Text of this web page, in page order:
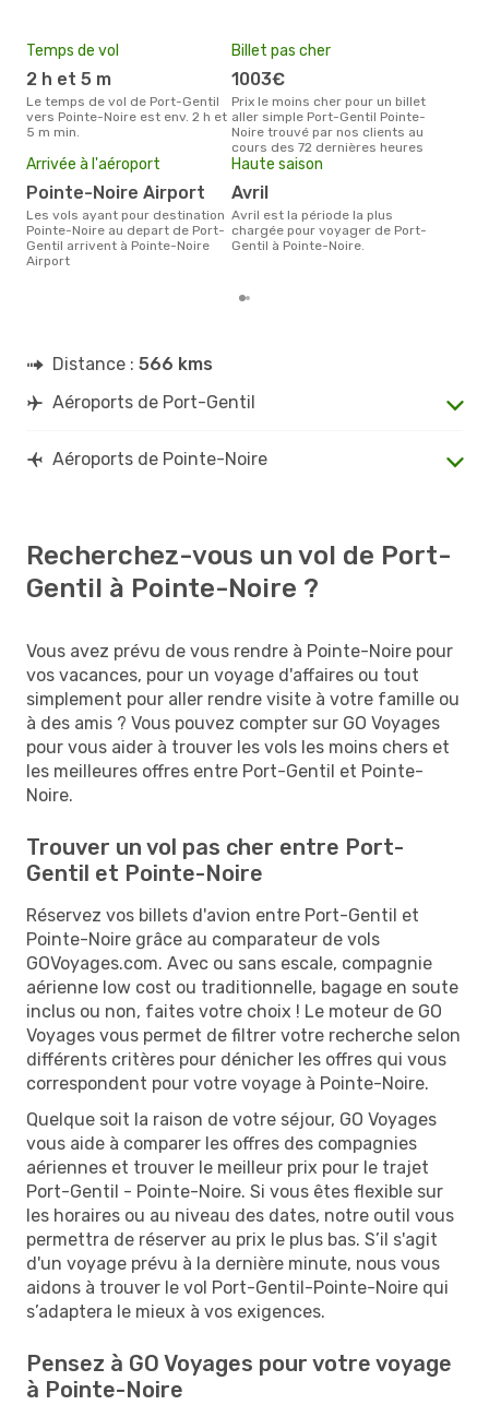
Temps de vol
2 h et 5 m
Le temps de vol de Port-Gentil
vers Pointe-Noire est env. 2 h et
5 m min.
Billet pas cher
1003€
Prix le moins cher pour un billet
aller simple Port-Gentil Pointe-
Noire trouvé par nos clients au
cours des 72 dernières heures
Arrivée à l'aéroport
Pointe-Noire Airport
Les vols ayant pour destination
Pointe-Noire au depart de Port-
Gentil arrivent à Pointe-Noire
Airport
Haute saison
avril
avril est la période la plus
chargée pour voyager de Port-
Gentil à Pointe-Noire.
Distance : 566 kms
Aéroports de Port-Gentil
Aéroports de Pointe-Noire
Recherchez-vous un vol de Port-
Gentil à Pointe-Noire ?
Vous avez prévu de vous rendre à Pointe-Noire pour
vos vacances, pour un voyage d'affaires ou tout
simplement pour aller rendre visite à votre famille ou
à des amis ? Vous pouvez compter sur GO Voyages
pour vous aider à trouver les vols les moins chers et
les meilleures offres entre Port-Gentil et Pointe-
Noire.
Trouver un vol pas cher entre Port-
Gentil et Pointe-Noire
Réservez vos billets d'avion entre Port-Gentil et
Pointe-Noire grâce au comparateur de vols
GOVoyages.com. Avec ou sans escale, compagnie
aérienne low cost ou traditionnelle, bagage en soute
inclus ou non, faites votre choix ! Le moteur de GO
Voyages vous permet de filtrer votre recherche selon
différents critères pour dénicher les offres qui vous
correspondent pour votre voyage à Pointe-Noire.
Quelque soit la raison de votre séjour, GO Voyages
vous aide à comparer les offres des compagnies
aériennes et trouver le meilleur prix pour le trajet
Port-Gentil - Pointe-Noire. Si vous êtes flexible sur
les horaires ou au niveau des dates, notre outil vous
permettra de réserver au prix le plus bas. S’il s'agit
d'un voyage prévu à la dernière minute, nous vous
aidons à trouver le vol Port-Gentil-Pointe-Noire qui
s’adaptera le mieux à vos exigences.
Pensez à GO Voyages pour votre voyage
à Pointe-Noire